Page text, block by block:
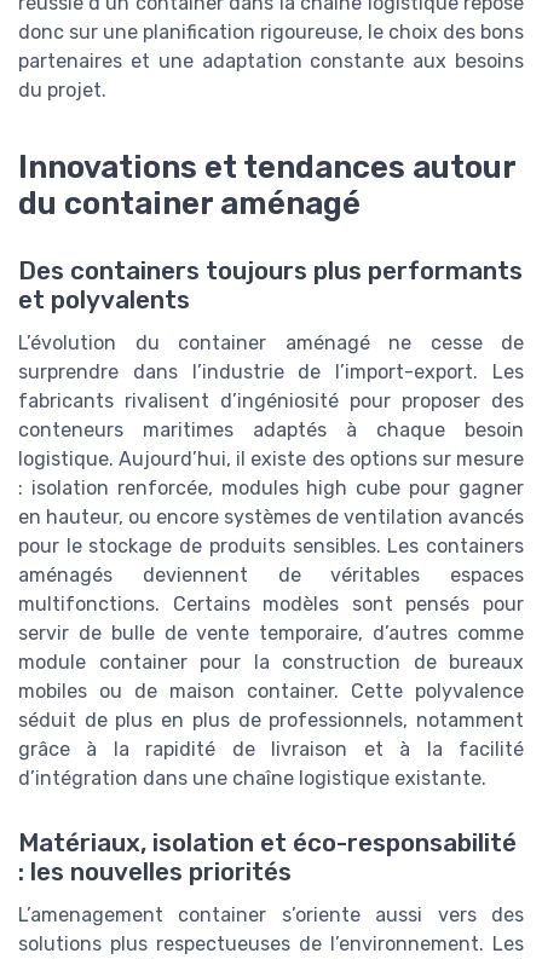
donc sur une planification rigoureuse, le choix des bons
partenaires et une adaptation constante aux besoins
du projet.
Innovations et tendances autour
du container aménagé
Des containers toujours plus performants
et polyvalents
L’évolution du container aménagé ne cesse de
surprendre dans l’industrie de l’import-export. Les
fabricants rivalisent d’ingéniosité pour proposer des
conteneurs maritimes adaptés à chaque besoin
logistique. Aujourd’hui, il existe des options sur mesure
: isolation renforcée, modules high cube pour gagner
en hauteur, ou encore systèmes de ventilation avancés
pour le stockage de produits sensibles. Les containers
aménagés deviennent de véritables espaces
multifonctions. Certains modèles sont pensés pour
servir de bulle de vente temporaire, d’autres comme
module container pour la construction de bureaux
mobiles ou de maison container. Cette polyvalence
séduit de plus en plus de professionnels, notamment
grâce à la rapidité de livraison et à la facilité
d’intégration dans une chaîne logistique existante.
Matériaux, isolation et éco-responsabilité
: les nouvelles priorités
L’amenagement container s’oriente aussi vers des
solutions plus respectueuses de l’environnement. Les